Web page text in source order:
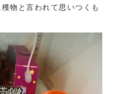
物と言われて思いつくも